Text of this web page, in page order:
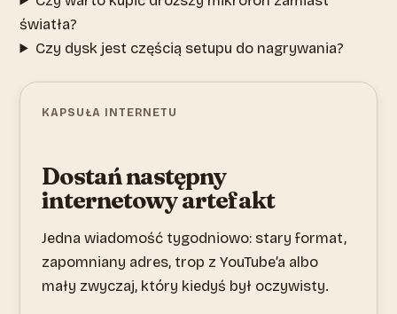
światła?
Czy dysk jest częścią setupu do nagrywania?
KAPSUŁA INTERNETU
Dostań następny
internetowy artefakt
Jedna wiadomość tygodniowo: stary format,
zapomniany adres, trop z YouTube’a albo
mały zwyczaj, który kiedyś był oczywisty.